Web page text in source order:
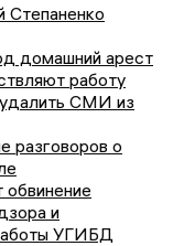
домашний арест
работу
СМИ из
разговоров о
и
УГИБД